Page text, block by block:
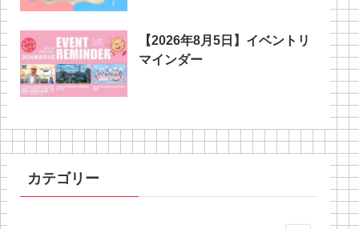
【2026年8月5日】イベントリ
マインダー
カテゴリー